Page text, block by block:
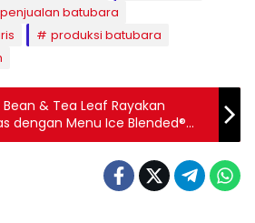
penjualan batubara
produksi batubara
& Tea Leaf Rayakan
dengan Menu Ice Blended®
Tropis Ube Coconut